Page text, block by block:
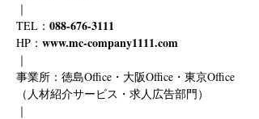
｜
TEL： 088-676-3111
HP： www.mc-company1111.com
｜
事業所：徳島Office・大阪Office・東京Office
（人材紹介サービス・求人広告部門）
｜